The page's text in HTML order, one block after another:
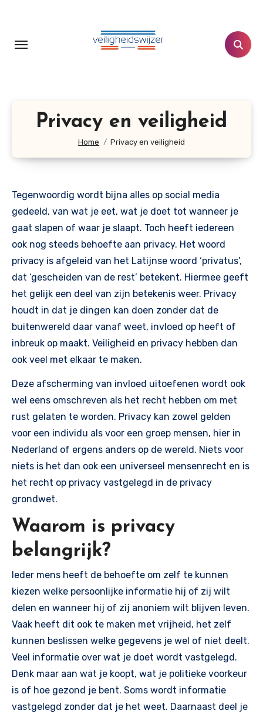
inhoud
Privacy en veiligheid
Home Privacy en veiligheid
Tegenwoordig wordt bijna alles op social media
gedeeld, van wat je eet, wat je doet tot wanneer je
gaat slapen of waar je slaapt. Toch heeft iedereen
ook nog steeds behoefte aan privacy. Het woord
privacy is afgeleid van het Latijnse woord ‘privatus’,
dat ‘gescheiden van de rest’ betekent. Hiermee geeft
het gelijk een deel van zijn betekenis weer. Privacy
houdt in dat je dingen kan doen zonder dat de
buitenwereld daar vanaf weet, invloed op heeft of
inbreuk op maakt. Veiligheid en privacy hebben dan
ook veel met elkaar te maken.
Deze afscherming van invloed uitoefenen wordt ook
wel eens omschreven als het recht hebben om met
rust gelaten te worden. Privacy kan zowel gelden
voor een individu als voor een groep mensen, hier in
Nederland of ergens anders op de wereld. Niets voor
niets is het dan ook een universeel mensenrecht en is
het recht op privacy vastgelegd in de privacy
grondwet.
Waarom is privacy
belangrijk?
Ieder mens heeft de behoefte om zelf te kunnen
kiezen welke persoonlijke informatie hij of zij wilt
delen en wanneer hij of zij anoniem wilt blijven leven.
Vaak heeft dit ook te maken met vrijheid, het zelf
kunnen beslissen welke gegevens je wel of niet deelt.
Veel informatie over wat je doet wordt vastgelegd.
Denk maar aan wat je koopt, wat je politieke voorkeur
is of hoe gezond je bent. Soms wordt informatie
vastgelegd zonder dat je het weet. Daarnaast deel je